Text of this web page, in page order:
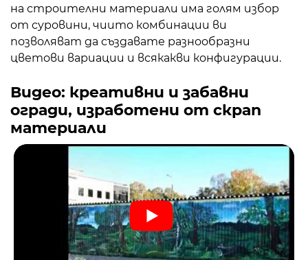
на строителни материали има голям избор
от суровини, чиито комбинации ви
позволяват да създавате разнообразни
цветови вариации и всякакви конфигурации.
Видео: креативни и забавни
огради, изработени от скрап
материали